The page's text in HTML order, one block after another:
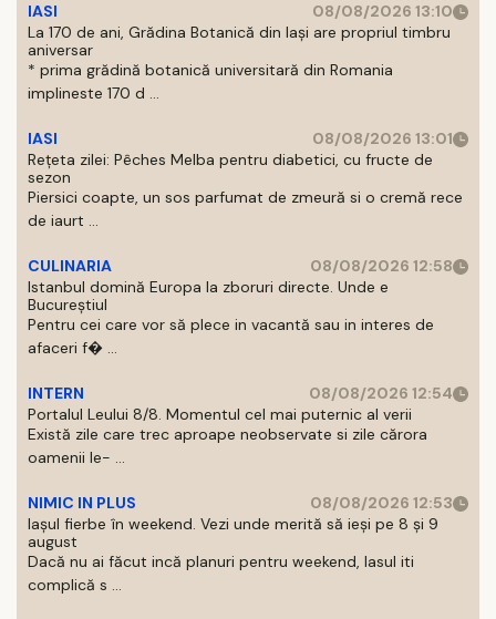
IASI
08/08/2026 13:10
La 170 de ani, Grădina Botanică din Iași are propriul timbru
aniversar
* prima grădină botanică universitară din Romania
implineste 170 d ...
IASI
08/08/2026 13:01
Rețeta zilei: Pêches Melba pentru diabetici, cu fructe de
sezon
Piersici coapte, un sos parfumat de zmeură si o cremă rece
de iaurt ...
CULINARIA
08/08/2026 12:58
Istanbul domină Europa la zboruri directe. Unde e
Bucureștiul
Pentru cei care vor să plece in vacantă sau in interes de
afaceri f� ...
INTERN
08/08/2026 12:54
Portalul Leului 8/8. Momentul cel mai puternic al verii
Există zile care trec aproape neobservate si zile cărora
oamenii le- ...
NIMIC IN PLUS
08/08/2026 12:53
Iașul fierbe în weekend. Vezi unde merită să ieși pe 8 și 9
august
Dacă nu ai făcut incă planuri pentru weekend, Iasul iti
complică s ...